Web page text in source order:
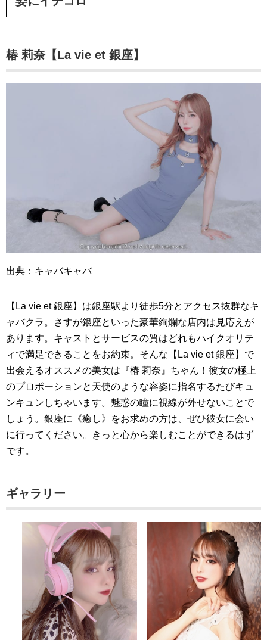
椿 莉奈【La vie et 銀座】
出典：キャバキャバ
【La vie et 銀座】は銀座駅より徒歩5分とアクセス抜群なキ
ャバクラ。さすが銀座といった豪華絢爛な店内は見応えが
あります。キャストとサービスの質はどれもハイクオリテ
ィで満足できることをお約束。そんな【La vie et 銀座】で
出会えるオススメの美女は『椿 莉奈』ちゃん！彼女の極上
のプロポーションと天使のような容姿に指名するたびキュ
ンキュンしちゃいます。魅惑の瞳に視線が外せないことで
しょう。銀座に《癒し》をお求めの方は、ぜひ彼女に会い
に行ってください。きっと心から楽しむことができるはず
です。
ギャラリー